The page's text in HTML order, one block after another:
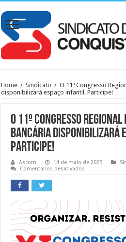
Home / Sindicato / O 11º Congresso
disponibilizará espaço infantil. Participe!
O 11º Congresso
Bancária disponibilizará
Participe!
Ascom 14 de maio de 2025
Comentários desativados
da
Categoria
Bancária
disponibilizará
espaço
infantil.
Participe!